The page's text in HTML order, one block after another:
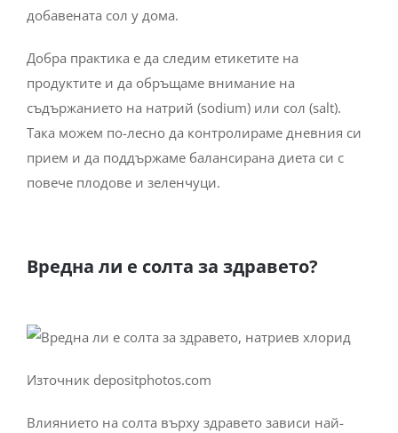
добавената сол у дома.
Добра практика е да следим етикетите на
продуктите и да обръщаме внимание на
съдържанието на натрий (sodium) или сол (salt).
Така можем по-лесно да контролираме дневния си
прием и да поддържаме балансирана диета си с
повече плодове и зеленчуци.
Вредна ли е солта за здравето?
Източник depositphotos.com
Влиянието на солта върху здравето зависи най-